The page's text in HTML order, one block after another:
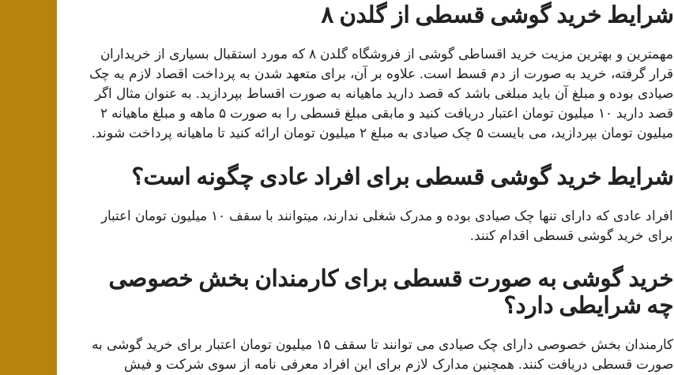
شرایط خرید گوشی قسطی از گلدن ۸
مهمترین و بهترین مزیت خرید اقساطی گوشی از فروشگاه گلدن ۸ که مورد استقبال بسیاری از خریداران
قرار گرفته، خرید به صورت از دم قسط است. علاوه بر آن، برای متعهد شدن به پرداخت اقصاد لازم به چک
صیادی بوده و مبلغ آن باید مبلغی باشد که قصد دارید ماهیانه به صورت اقساط بپردازید. به عنوان مثال اگر
قصد دارید ۱۰ میلیون تومان اعتبار دریافت کنید و مابقی مبلغ قسطی را به صورت ۵ ماهه و مبلغ ماهیانه ۲
میلیون تومان بپردازید، می بایست ۵ چک صیادی به مبلغ ۲ میلیون تومان ارائه کنید تا ماهیانه پرداخت شوند.
شرایط خرید گوشی قسطی برای افراد عادی چگونه است؟
افراد عادی که دارای تنها چک صیادی بوده و مدرک شغلی ندارند، میتوانند با سقف ۱۰ میلیون تومان اعتبار
برای خرید گوشی قسطی اقدام کنند.
خرید گوشی به صورت قسطی برای کارمندان بخش خصوصی
چه شرایطی دارد؟
کارمندان بخش خصوصی دارای چک صیادی می توانند تا سقف ۱۵ میلیون تومان اعتبار برای خرید گوشی به
صورت قسطی دریافت کنند. همچنین مدارک لازم برای این افراد معرفی نامه از سوی شرکت و فیش